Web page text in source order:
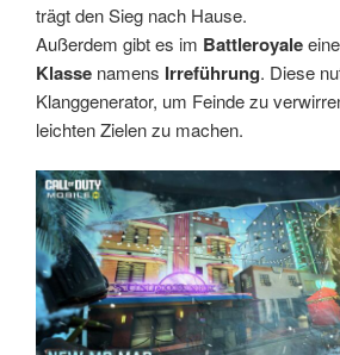
trägt den Sieg nach Hause.
Außerdem gibt es im Battleroyaleeine
Klasse namens Irreführung. Diese
Klanggenerator, um Feinde zu
leichten Zielen zu machen.